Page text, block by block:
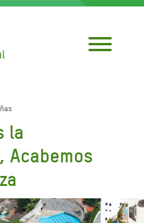
la
Acabemos